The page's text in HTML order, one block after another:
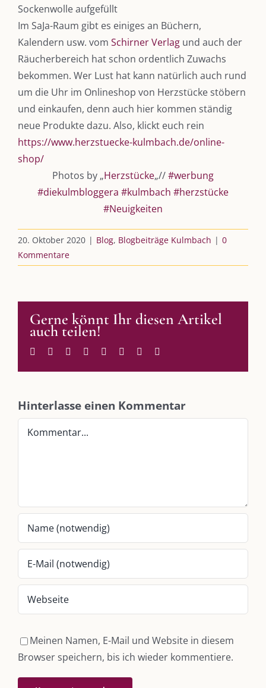
Sockenwolle aufgefüllt
Im SaJa-Raum gibt es einiges an Büchern,
Kalendern usw. vom Schirner Verlag und auch der
Räucherbereich hat schon ordentlich Zuwachs
bekommen. Wer Lust hat kann natürlich auch rund
um die Uhr im Onlineshop von Herzstücke stöbern
und einkaufen, denn auch hier kommen ständig
neue Produkte dazu. Also, klickt euch rein
https://www.herzstuecke-kulmbach.de/online-
shop/
Photos by „Herzstücke„//#werbung
#diekulmbloggera #kulmbach #herzstücke
#Neuigkeiten
20. Oktober 2020 | Blog, Blogbeiträge Kulmbach | 0
Kommentare
Gerne könnt Ihr diesen Artikel
auch teilen!
Facebook
TwitterReddit LinkedInWhatsApp
TumblrPinterest
Hinterlasse einen Kommentar
Kommentar
Meinen Namen, E-Mail und Website in diesem
Browser speichern, bis ich wieder kommentiere.
DIE KULMBLOGGERA
Kulmbloggera
Podcast
Kooperationen
vkfk
Leistungen – Buchungen
Immer die passende Geschenkidee – für jeden Anlass
Im Dialog mit – Jana Florence
Im Dialog mit – Nicole Putschky-Kaiser
Am einfachsten bin ich per Mail und über WhatsApp zu erreichen.
Whatsapp:0151-21182972
„Unser Kulmbach e. V.“– Der Händlerzusammenschluss der Stadt
„Stadt Kulmbach“– Offizielles Portal unserer Heimat
Lebenslust Akademie Kulmbach